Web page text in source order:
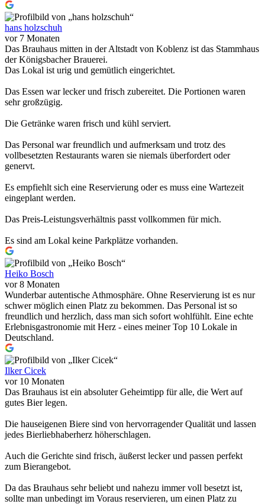
hans holzschuh
vor 7 Monaten
Das Brauhaus mitten in der Altstadt von Koblenz ist das Stammhaus
der Königsbacher Brauerei.
Das Lokal ist urig und gemütlich eingerichtet.
Das Essen war lecker und frisch zubereitet. Die Portionen waren
sehr großzügig.
Die Getränke waren frisch und kühl serviert.
Das Personal war freundlich und aufmerksam und trotz des
vollbesetzten Restaurants waren sie niemals überfordert oder
genervt.
Es empfiehlt sich eine Reservierung oder es muss eine Wartezeit
eingeplant werden.
Das Preis-Leistungsverhältnis passt vollkommen für mich.
Es sind am Lokal keine Parkplätze vorhanden.
Heiko Bosch
vor 8 Monaten
Wunderbar autentische Athmosphäre. Ohne Reservierung ist es nur
schwer möglich einen Platz zu bekommen. Das Personal ist so
freundlich und herzlich, dass man sich sofort wohlfühlt. Eine echte
Erlebnisgastronomie mit Herz - eines meiner Top 10 Lokale in
Deutschland.
Ilker Cicek
vor 10 Monaten
Das Brauhaus ist ein absoluter Geheimtipp für alle, die Wert auf
gutes Bier legen.
Die hauseigenen Biere sind von hervorragender Qualität und lassen
jedes Bierliebhaberherz höherschlagen.
Auch die Gerichte sind frisch, äußerst lecker und passen perfekt
zum Bierangebot.
Da das Brauhaus sehr beliebt und nahezu immer voll besetzt ist,
sollte man unbedingt im Voraus reservieren, um einen Platz zu